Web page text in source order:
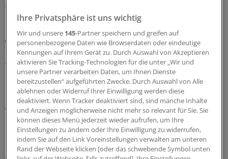
05.08.2026
Sonderbericht
Biomarker gegen Diabetes-Folgen
Typ-2-Diabetes und Adipositas sind keine isolierten
Erkrankungen: Sie wirken sich auf zahlreiche
Organsysteme aus und verursachen viel Morbidität und
Kosten. Ganzheitliche Prävention ist möglich, wenn die
Versorgung die unterschiedlichen Organe gezielt in den
Blick nimmt und Risiken früh erkennt.
Sonderbericht|Mit freundlicher Unterstützung von: Roche Diagnostics
Deutschland GmbH, Mannheim
Ihre Privatsphäre ist uns wichtig
Wir und unsere 145-Partner speichern und greifen auf
personenbezogene Daten wie Browserdaten oder eindeutige
Kennungen auf Ihrem Gerät zu. Durch Auswahl von Akzeptieren
aktivieren Sie Tracking-Technologien für die unter „Wir und
unsere Partner verarbeiten Daten, um Ihnen Dienste
bereitzustellen“ aufgeführten Zwecke. Durch Auswahl von Alle
ablehnen oder Widerruf Ihrer Einwilligung werden diese
deaktiviert. Wenn Tracker deaktiviert sind, sind manche Inhalte
und Anzeigen möglicherweise nicht mehr so relevant für Sie. Sie
können dieses Menü jederzeit wieder aufrufen, um Ihre
Einstellungen zu ändern oder Ihre Einwilligung zu widerrufen,
indem Sie auf den Link Voreinstellungen verwalten am unteren
Rand der Webseite klicken [oder das schwebende Symbol unten